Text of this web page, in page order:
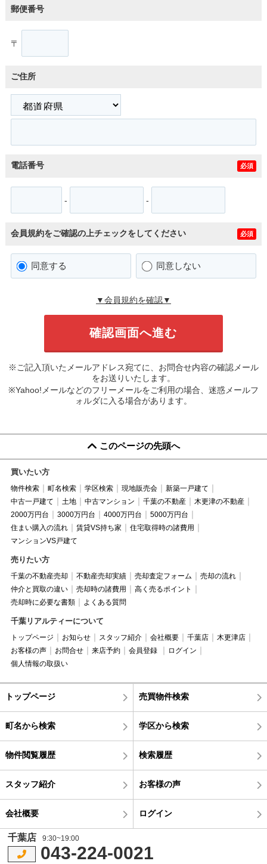
郵便番号
〒
ご住所
電話番号 必須
- -
会員規約をご確認の上チェックをしてください 必須
同意する 同意しない
▼会員規約を確認▼
※ご記入頂いたメールアドレス宛てに、お問合せ内容の確認メール
をお送りいたします。
※Yahoo!メールなどのフリーメールをご利用の場合、迷惑メールフ
ォルダに入る場合があります。
このページの先頭へ
買いたい方
物件検索 町名検索 学区検索 現地販売会
新築一戸建て
中古一戸建て
土地 中古マンション 千葉の不動産
木更津の不動産
2000万円台
3000万円台 4000万円台
5000万円台
住まい購入の流れ
賃貸VS持ち家
住宅取得時の諸費用
マンションVS戸建て
売りたい方
千葉の不動産売却 不動産売却実績 売却査定フォーム
売却の流れ
仲介と買取の違い
売却時の諸費用
高く売るポイント
売却時に必要な書類
よくある質問
千葉リアルティーについて
トップページ お知らせ スタッフ紹介 会社概要 千葉店
木更津店
お客様の声
お問合せ 来店予約 会員登録
ログイン
個人情報の取扱い
トップページ 売買物件検索
町名から検索 学区から検索
物件閲覧履歴 検索履歴
スタッフ紹介 お客様の声
会社概要 ログイン
千葉店 9:30~19:00
043-224-0021